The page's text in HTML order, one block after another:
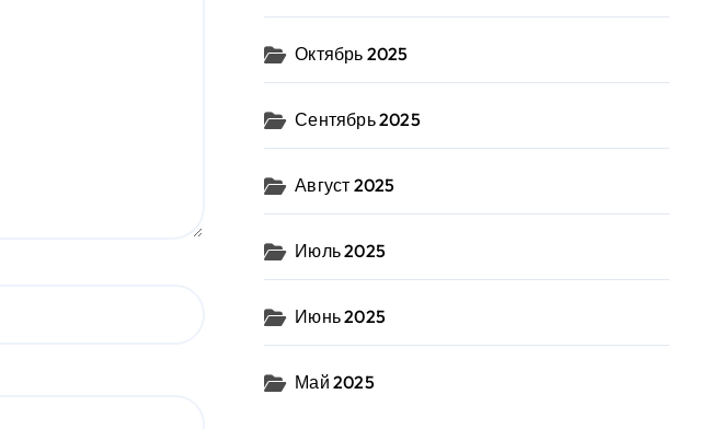
Октябрь 2025
Сентябрь 2025
Август 2025
Июль 2025
Июнь 2025
Май 2025